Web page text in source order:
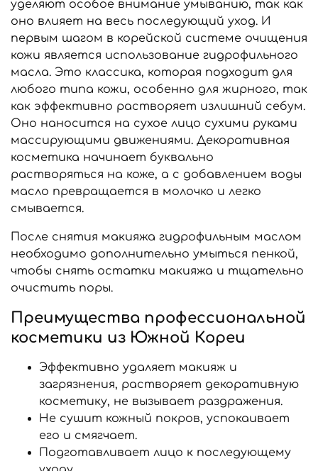
уделяют особое внимание умыванию, так как
оно влияет на весь последующий уход. И
первым шагом в корейской системе очищения
кожи является использование гидрофильного
масла. Это классика, которая подходит для
любого типа кожи, особенно для жирного, так
как эффективно растворяет излишний себум.
Оно наносится на сухое лицо сухими руками
массирующими движениями. Декоративная
косметика начинает буквально
растворяться на коже, а с добавлением воды
масло превращается в молочко и легко
смывается.
После снятия макияжа гидрофильным маслом
необходимо дополнительно умыться пенкой,
чтобы снять остатки макияжа и тщательно
очистить поры.
Преимущества профессиональной
косметики из Южной Кореи
Эффективно удаляет макияж и
загрязнения, растворяет декоративную
косметику, не вызывает раздражения.
Не сушит кожный покров, успокаивает
его и смягчает.
Подготавливает лицо к последующему